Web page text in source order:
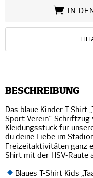
IN
BESCHREIBUNG
Das blaue Kinder T-Shirt
Sport-Verein“-
Kleidungsstück für
du deine Liebe im
Freizeitaktivitäten ganz
Shirt mit der HSV-Raute
Blaues T-Shirt Kids